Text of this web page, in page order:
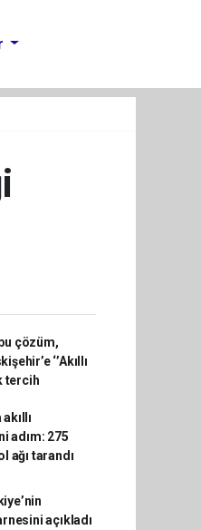
çözüm,
‘’Akıllı
tercih
adım: 275
ağı tarandı
açıkladı